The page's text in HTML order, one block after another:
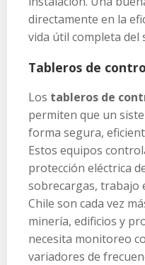
directamente en la
vida útil completa del
Tableros de
Los tableros de
permiten que un
forma segura,
Estos equipos
protección eléctrica
sobrecargas, trabajo
Chile son cada vez
minería, edificios y
necesita monitoreo
variadores de